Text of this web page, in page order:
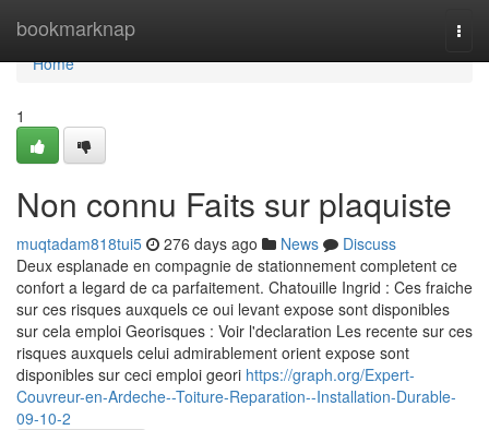
bookmarknap
Home
Home
1
Non connu Faits sur plaquiste
muqtadam818tui5 276 days ago News
Discuss
Deux esplanade en compagnie de stationnement completent ce
confort a legard de ca parfaitement. Chatouille Ingrid : Ces fraiche
sur ces risques auxquels ce oui levant expose sont disponibles
sur cela emploi Georisques : Voir l'declaration Les recente sur ces
risques auxquels celui admirablement orient expose sont
disponibles sur ceci emploi geori https://graph.org/Expert-
Couvreur-en-Ardeche--Toiture-Reparation--Installation-Durable-
09-10-2